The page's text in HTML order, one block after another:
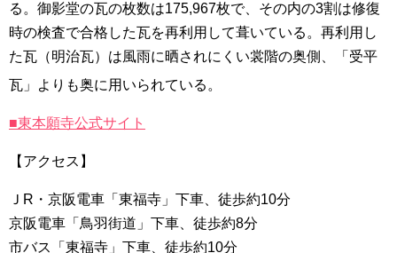
る。御影堂の瓦の枚数は175,967枚で、その内の3割は修復
時の検査で合格した瓦を再利用して葺いている。再利用し
た瓦（明治瓦）は風雨に晒されにくい裳階の奥側、「受平
瓦」よりも奥に用いられている。
■東本願寺公式サイト
【アクセス】
ＪR・京阪電車「東福寺」下車、徒歩約10分
京阪電車「鳥羽街道」下車、徒歩約8分
市バス「東福寺」下車、徒歩約10分